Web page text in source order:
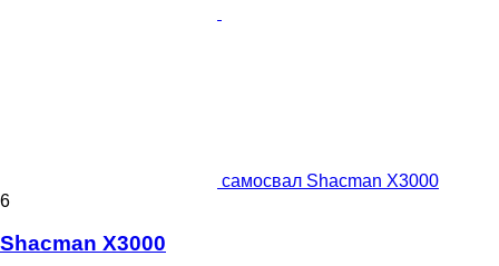
самосвал Shacman X3000
6
Shacman X3000